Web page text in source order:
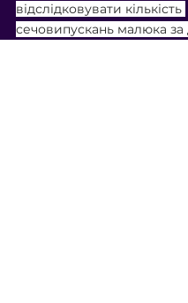
відслідковувати кількість
сечовипускань малюка